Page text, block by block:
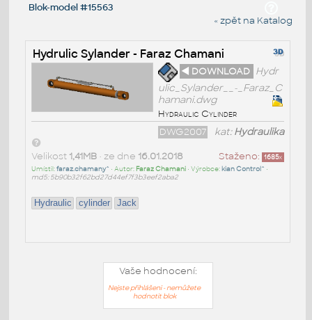
Blok-model #15563
« zpět na Katalog
Hydrulic Sylander - Faraz Chamani
◄ DOWNLOAD Hydr
ulic_Sylander__-_Faraz_C
hamani.dwg
Hydraulic Cylinder
kat:Hydraulika
DWG2007
Staženo: 1685x
Velikost 1,41MB• ze dne 16.01.2018
Umístil:faraz.chamany^ • Autor: Faraz Chamani• Výrobce: kian Control^ •
md5: 5b90b32f62bd27d44ef7f3b3eef2aba2
Hydraulic cylinder Jack
Vaše hodnocení:
Nejste přihlášeni - nemůžete
hodnotit blok